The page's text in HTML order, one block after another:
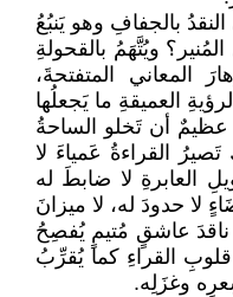
بالجفافِ وهو يَنبُعُ
ويُتَّهَمُ بالقحولةِ
المعاني المتفتحةَ،
العميقةِ ما يَجعلُها
عظيمٌ أن تَخلو الساحةُ
القراءةُ عَمياءَ لا
العابرةِ لا ضابطَ له
لا حدودَ له، لا ميزانَ
ناقدَ عاشقٍ مُتيمٍ يُفصِحُ
قلوبِ القراءِ كما يُقرِّبُ
وغزَلِه.